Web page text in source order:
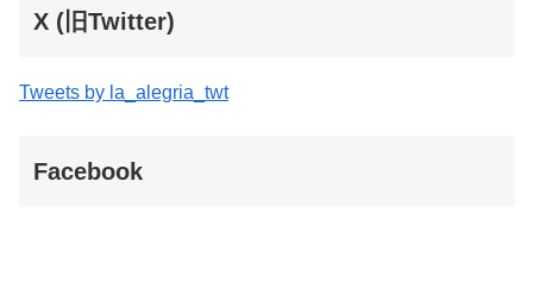
X (旧Twitter)
Tweets by la_alegria_twt
Facebook